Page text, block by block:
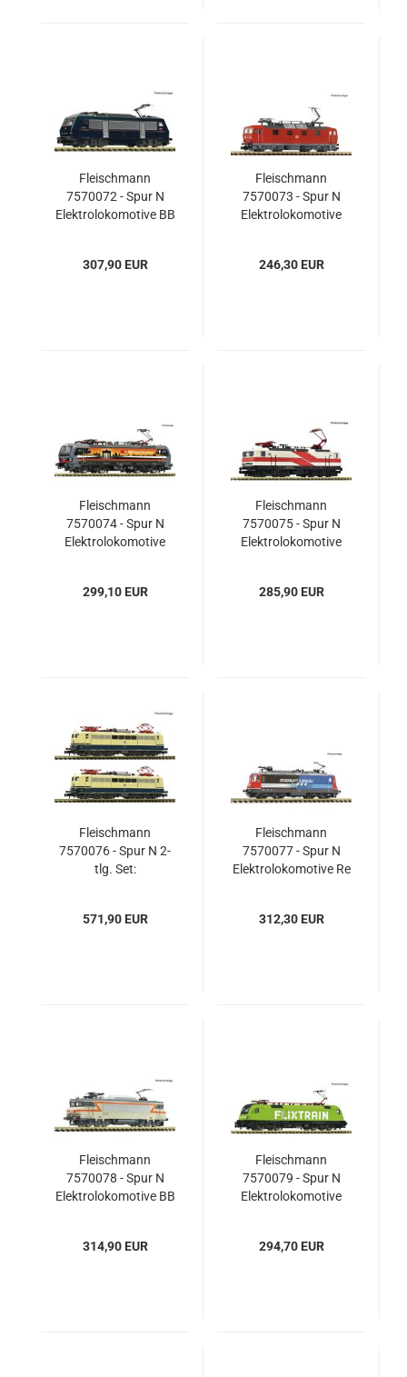
Fleischmann
7570072 - Spur N
Elektrolokomotive BB
307,90 EUR
Fleischmann
7570073 - Spur N
Elektrolokomotive
246,30 EUR
Fleischmann
7570074 - Spur N
Elektrolokomotive
SBB Cargo
299,10 EUR
Fleischmann
7570075 - Spur N
Elektrolokomotive
285,90 EUR
Fleischmann
7570076 - Spur N 2-
tlg. Set:
117-9, DB
571,90 EUR
Fleischmann
7570077 - Spur N
Elektrolokomotive Re
SBB
312,30 EUR
Fleischmann
7570078 - Spur N
Elektrolokomotive BB
314,90 EUR
Fleischmann
7570079 - Spur N
Elektrolokomotive
294,70 EUR